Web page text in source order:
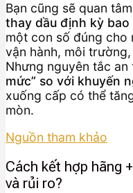
Bạn cũng sẽ quan
thay dầu định kỳ bao
một con số đúng cho
vận hành, môi
Nhưng nguyên tắc an
mức” so với khuyến
xuống cấp có thể
mòn.
Nguồn tham khảo
Cách kết hợp hãng
và rủi ro?